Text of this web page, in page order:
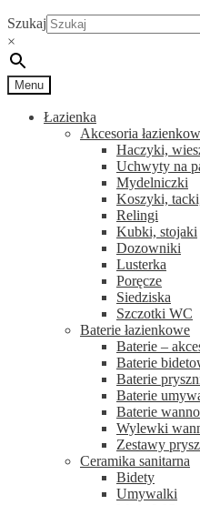
Szukaj
×
Menu
Łazienka
Akcesoria
Haczyki,
Uchwyty na
Mydelniczki
Koszyki,
Relingi
Kubki, stojaki
Dozowniki
Lusterka
Poręcze
Siedziska
Szczotki WC
Baterie łazienkowe
Baterie –
Baterie
Baterie
Baterie
Baterie
Wylewki
Zestawy
Ceramika sanitarna
Bidety
Umywalki